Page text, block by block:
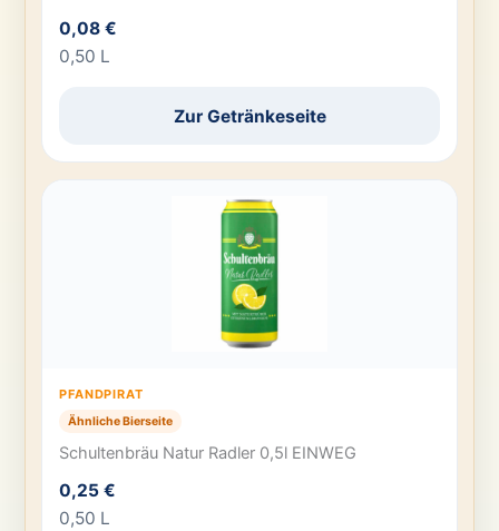
0,08 €
0,50 L
Zur Getränkeseite
PFANDPIRAT
Ähnliche Bierseite
Schultenbräu Natur Radler 0,5l EINWEG
0,25 €
0,50 L